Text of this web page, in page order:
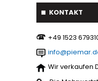
Pflüge
Streuer
Astschaber
Palettengabeln
Baumverpflanzer
KONTAKT
‪+49 1523
Wir verkaufen